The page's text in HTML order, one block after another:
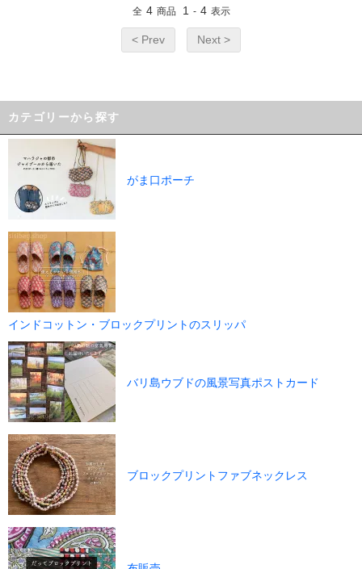
全 4 商品 1 - 4 表示
< Prev Next >
カテゴリーから探す
がま口ポーチ
インドコットン・ブロックプリントのスリッパ
バリ島ウブドの風景写真ポストカード
ブロックプリントファブネックレス